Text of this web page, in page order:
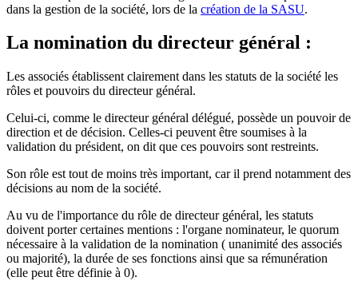
dans la gestion de la société, lors de la création de la SASU.
La nomination du directeur général :
Les associés établissent clairement dans les statuts de la société les
rôles et pouvoirs du directeur général.
Celui-ci, comme le directeur général délégué, possède un pouvoir de
direction et de décision. Celles-ci peuvent être soumises à la
validation du président, on dit que ces pouvoirs sont restreints.
Son rôle est tout de moins très important, car il prend notamment des
décisions au nom de la société.
Au vu de l'importance du rôle de directeur général, les statuts
doivent porter certaines mentions : l'organe nominateur, le quorum
nécessaire à la validation de la nomination ( unanimité des associés
ou majorité), la durée de ses fonctions ainsi que sa rémunération
(elle peut être définie à 0).